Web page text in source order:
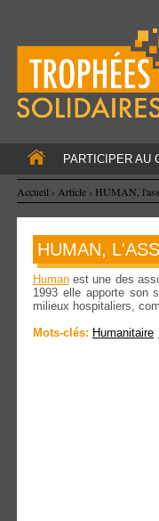
PARTICIPER AU
Accueil › Article › HUMAN,
HUMAN,
Human est une des
1993 elle apporte son
milieux hospitaliers,
Mots-clés: Humanitaire